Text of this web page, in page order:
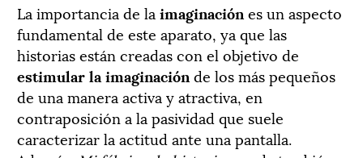
La importancia de la imaginación es un aspecto
fundamental de este aparato, ya que las
historias están creadas con el objetivo de
estimular la imaginación de los más pequeños
de una manera activa y atractiva, en
contraposición a la pasividad que suele
caracterizar la actitud ante una pantalla.